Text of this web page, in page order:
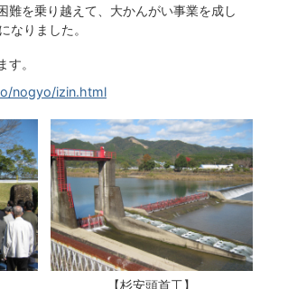
難を乗り越えて、大かんがい事業を成し
りました。
。
nogyo/izin.html
【杉安頭首工】